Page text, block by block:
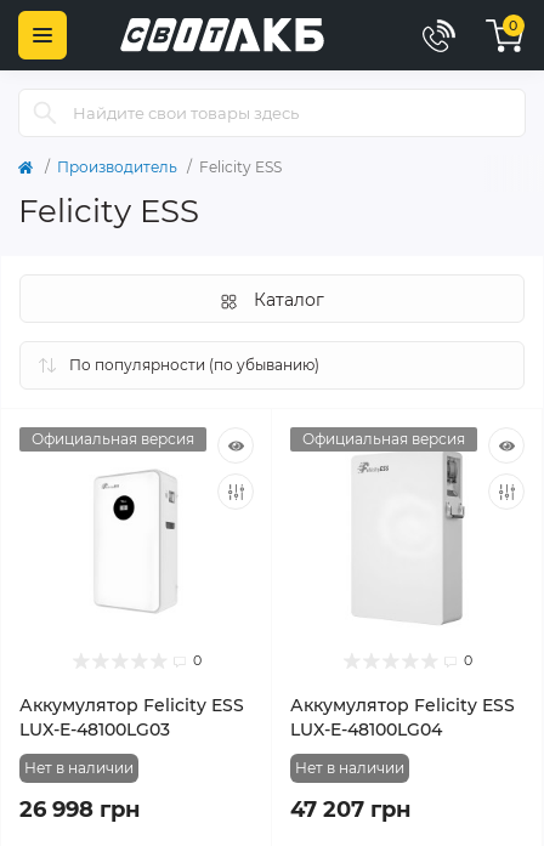
0
Производитель Felicity ESS
Felicity ESS
Каталог
Официальная версия
0
Аккумулятор Felicity ESS
LUX-E-48100LG03
Нет в наличии
26 998 грн
Официальная версия
0
Аккумулятор Felicity ESS
LUX-E-48100LG04
Нет в наличии
47 207 грн